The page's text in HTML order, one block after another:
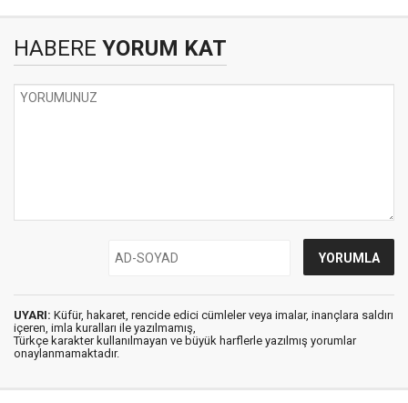
HABERE YORUM KAT
UYARI: Küfür, hakaret, rencide edici cümleler veya imalar, inançlara saldırı
içeren, imla kuralları ile yazılmamış,
Türkçe karakter kullanılmayan ve büyük harflerle yazılmış yorumlar
onaylanmamaktadır.